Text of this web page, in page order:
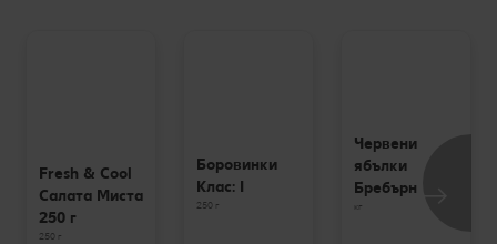
Fresh & Cool
Салата Миста
250 г
250 г
Боровинки
Клас: I
250 г
Червени
ябълки
Бребърн
кг